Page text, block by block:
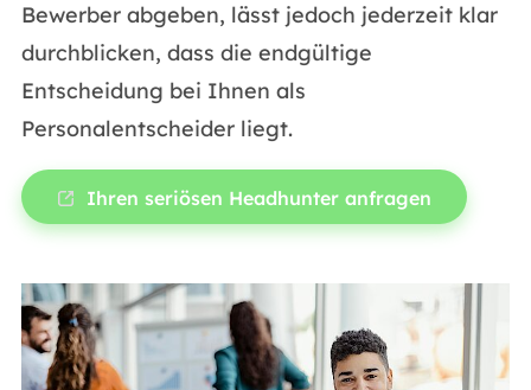
Bewerber abgeben, lässt jedoch jederzeit klar
durchblicken, dass die endgültige
Entscheidung bei Ihnen als
Personalentscheider liegt.
Ihren seriösen Headhunter anfragen